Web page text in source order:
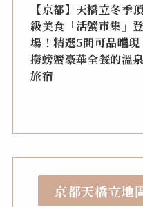
【京都】天橋立冬季頂
級美食「活蟹市集」登
場！精選5間可品嚐現
撈螃蟹豪華全餐的溫泉
旅宿
京都天橋立地